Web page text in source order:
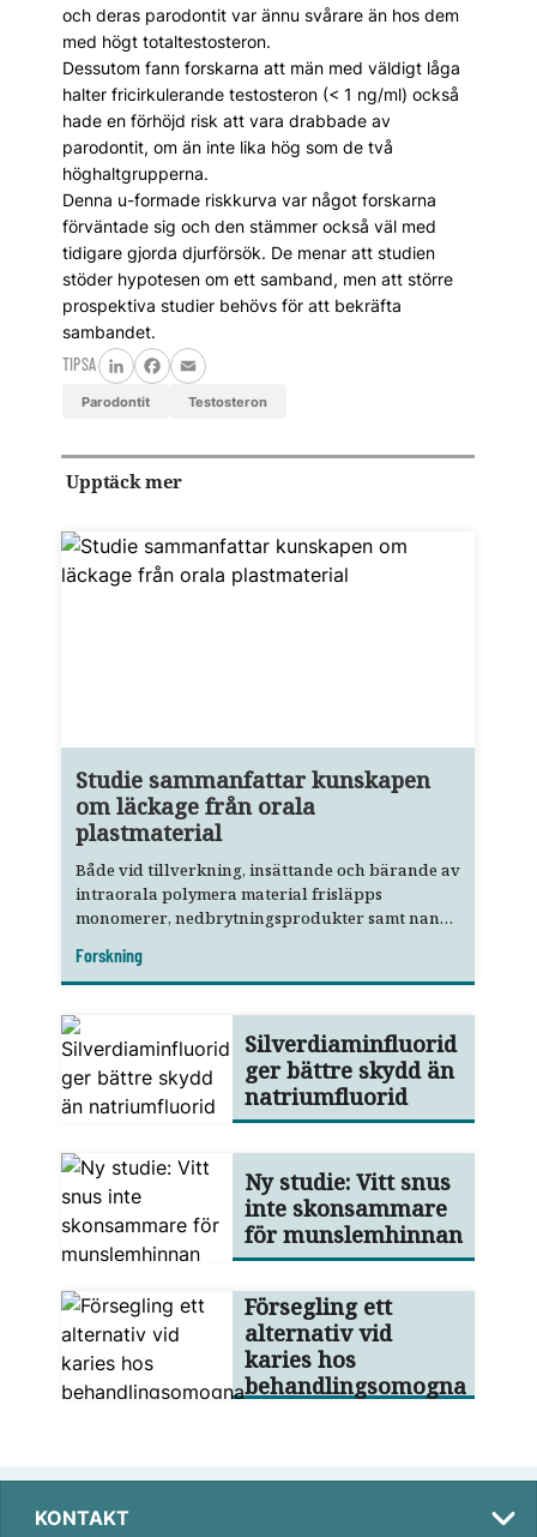
och deras parodontit var ännu svårare än hos dem
med högt totaltestosteron.
Dessutom fann forskarna att män med väldigt låga
halter fricirkulerande testosteron (< 1 ng/ml) också
hade en förhöjd risk att vara drabbade av
parodontit, om än inte lika hög som de två
höghaltgrupperna.
Denna u-formade riskkurva var något forskarna
förväntade sig och den stämmer också väl med
tidigare gjorda djurförsök. De menar att studien
stöder hypotesen om ett samband, men att större
prospektiva studier behövs för att bekräfta
sambandet.
TIPSA
LinkedInFacebook
Email
parodontit testosteron
Upptäck mer
Studie sammanfattar kunskapen
om läckage från orala
plastmaterial
Både vid tillverkning, insättande och bärande av
intraorala polymera material frisläpps
monomerer, nedbrytningsprodukter samt nano-
Forskning
Silverdiaminfluorid
ger bättre skydd än
natriumfluorid
Ny studie: Vitt snus
inte skonsammare
för munslemhinnan
Försegling ett
alternativ vid
karies hos
behandlingsomogna
KONTAKT